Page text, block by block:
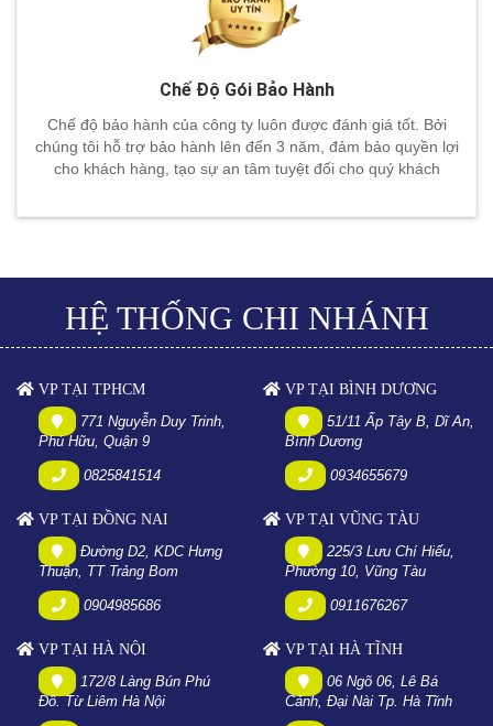
Chế Độ Gói Bảo Hành
Chế độ bảo hành của công ty luôn được đánh giá tốt. Bởi
chúng tôi hỗ trợ bảo hành lên đến 3 năm, đảm bảo quyền lợi
cho khách hàng, tạo sự an tâm tuyệt đối cho quý khách
HỆ THỐNG CHI NHÁNH
VP TẠI TPHCM
771 Nguyễn Duy Trinh,
Phú Hữu, Quận 9
0825841514
VP TẠI BÌNH DƯƠNG
51/11 Ấp Tây B, Dĩ An,
Bình Dương
0934655679
VP TẠI ĐỒNG NAI
Đường D2, KDC Hưng
Thuận, TT Trảng Bom
0904985686
VP TẠI VŨNG TÀU
225/3 Lưu Chí Hiếu,
Phường 10, Vũng Tàu
0911676267
VP TẠI HÀ NỘI
172/8 Làng Bún Phú
Đô. Từ Liêm Hà Nội
VP TẠI HÀ TĨNH
06 Ngõ 06, Lê Bá
Cảnh, Đại Nài Tp. Hà Tĩnh